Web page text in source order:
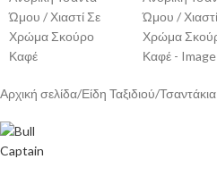
Αρχική σελίδα/Είδη Ταξιδιού/Τσαντάκια